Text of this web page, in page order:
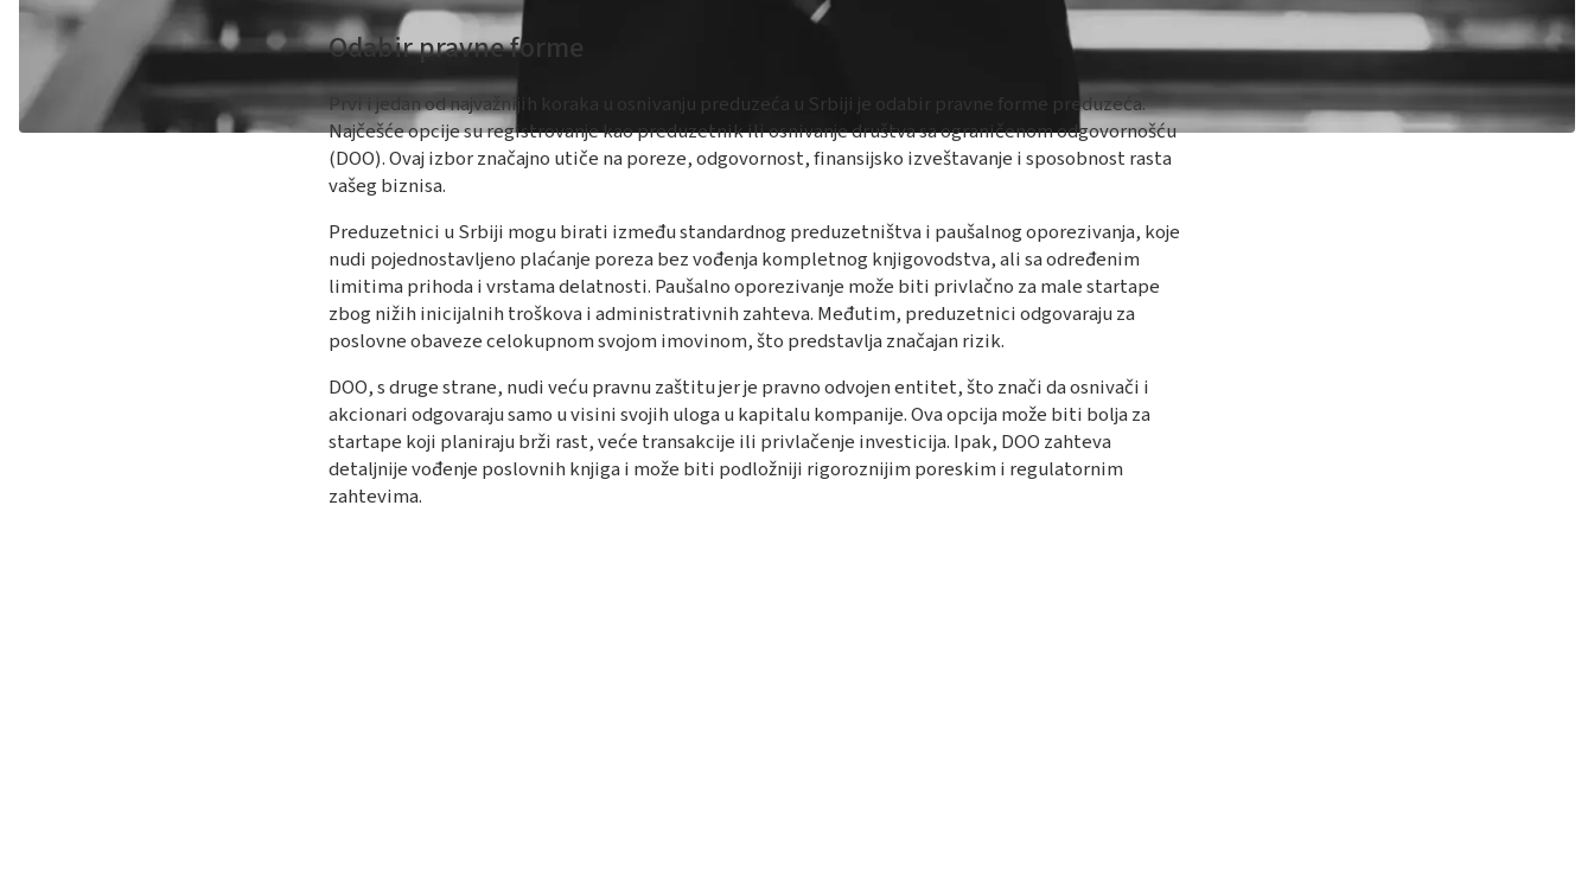
Odabir pravne forme
Prvi i jedan od najvažnijih koraka u osnivanju preduzeća u Srbiji je odabir pravne forme preduzeća.
Najčešće opcije su registrovanje kao preduzetnik ili osnivanje društva sa ograničenom odgovornošću
(DOO). Ovaj izbor značajno utiče na poreze, odgovornost, finansijsko izveštavanje i sposobnost rasta
vašeg biznisa.
Preduzetnici u Srbiji mogu birati između standardnog preduzetništva i paušalnog oporezivanja, koje
nudi pojednostavljeno plaćanje poreza bez vođenja kompletnog knjigovodstva, ali sa određenim
limitima prihoda i vrstama delatnosti​​​​. Paušalno oporezivanje može biti privlačno za male startape
zbog nižih inicijalnih troškova i administrativnih zahteva. Međutim, preduzetnici odgovaraju za
poslovne obaveze celokupnom svojom imovinom, što predstavlja značajan rizik​​.
DOO, s druge strane, nudi veću pravnu zaštitu jer je pravno odvojen entitet, što znači da osnivači i
akcionari odgovaraju samo u visini svojih uloga u kapitalu kompanije​​. Ova opcija može biti bolja za
startape koji planiraju brži rast, veće transakcije ili privlačenje investicija. Ipak, DOO zahteva
detaljnije vođenje poslovnih knjiga i može biti podložniji rigoroznijim poreskim i regulatornim
zahtevima​​.